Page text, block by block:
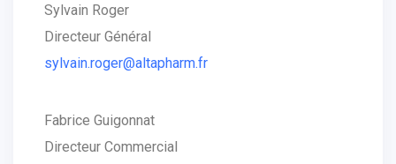
Sylvain Roger
Directeur Général
sylvain.roger@altapharm.fr
Fabrice Guigonnat
Directeur Commercial